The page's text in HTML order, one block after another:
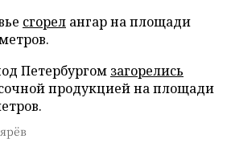
сгорел ангар на площади
Петербургом загорелись
продукцией на площади